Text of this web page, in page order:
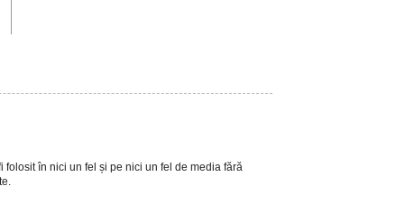
în nici un fel și pe nici un fel de media fără